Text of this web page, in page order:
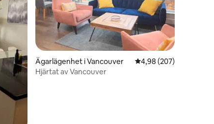
Ägarlägenhet i Vancouver 4,98 av 5 i
4,98 (207)
Hjärtat av Vancouver